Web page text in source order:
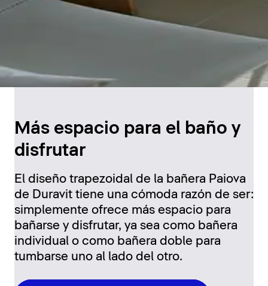
Más espacio para el baño y
disfrutar
El diseño trapezoidal de la bañera Paiova
de Duravit tiene una cómoda razón de ser:
simplemente ofrece más espacio para
bañarse y disfrutar, ya sea como bañera
individual o como bañera doble para
tumbarse uno al lado del otro.